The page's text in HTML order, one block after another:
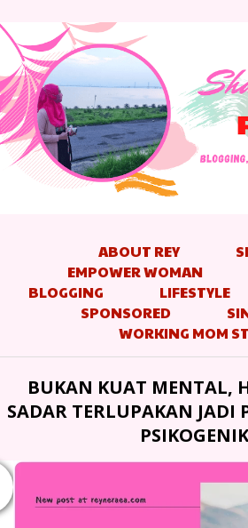
ABOUT REY
EMPOWER WOMAN
BLOGGING
LIFESTYLE
SPONSORED
WORKING MOM
BUKAN KUAT MENTAL,
SADAR TERLUPAKAN JADI